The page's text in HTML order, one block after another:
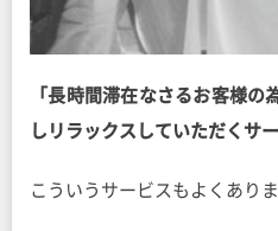
「長時間滞在なさるお客様の
しリラックスしていただくサー
こういうサービスもよくありま